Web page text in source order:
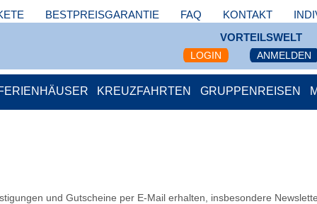
KONTAKT
FAQ
BESTPREISGARANTIE
VORTEILSWELT
LOGIN ANMELDEN
KREUZFAHRTEN GRUPPENREISEN
und Gutscheine per E-Mail erhalten, insbesondere